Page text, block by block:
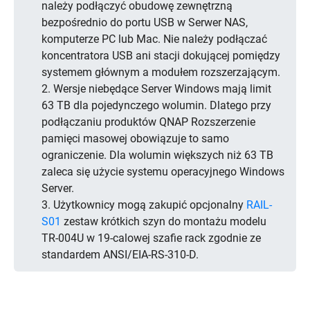
należy podłączyć obudowę zewnętrzną
bezpośrednio do portu USB w Serwer NAS,
komputerze PC lub Mac. Nie należy podłączać
koncentratora USB ani stacji dokującej pomiędzy
systemem głównym a modułem rozszerzającym.
2. Wersje niebędące Server Windows mają limit
63 TB dla pojedynczego wolumin. Dlatego przy
podłączaniu produktów QNAP Rozszerzenie
pamięci masowej obowiązuje to samo
ograniczenie. Dla wolumin większych niż 63 TB
zaleca się użycie systemu operacyjnego Windows
Server.
3. Użytkownicy mogą zakupić opcjonalny RAIL-
S01 zestaw krótkich szyn do montażu modelu
TR-004U w 19-calowej szafie rack zgodnie ze
standardem ANSI/EIA-RS-310-D.